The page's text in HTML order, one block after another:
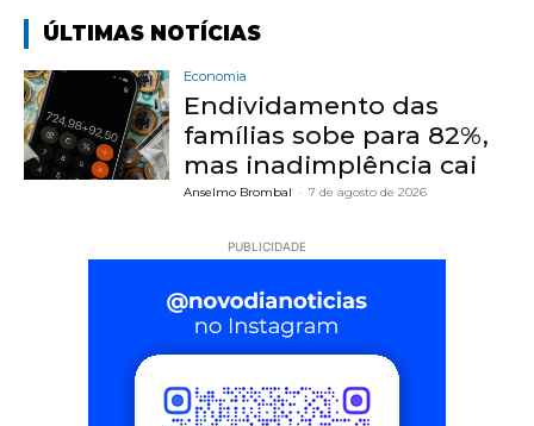
ÚLTIMAS NOTÍCIAS
Economia
Endividamento das
famílias sobe para 82%,
mas inadimplência cai
Anselmo Brombal - 7 de agosto de 2026
PUBLICIDADE